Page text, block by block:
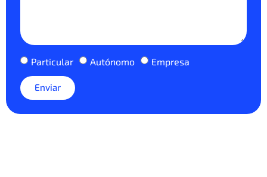
Particular Autónomo Empresa
Enviar